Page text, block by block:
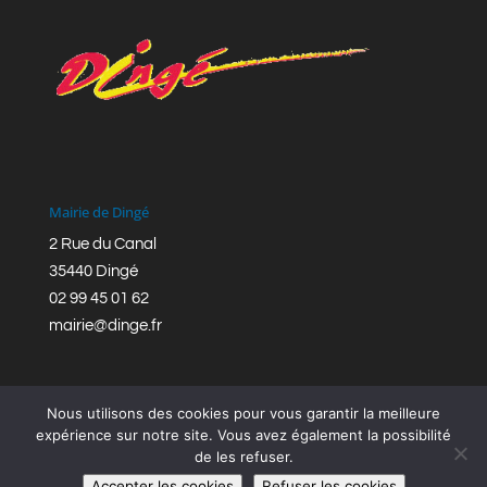
Mairie de Dingé
2 Rue du Canal
35440 Dingé
02 99 45 01 62
mairie@dinge.fr
Réalisation © Mairie de Dingé,Bretagne Romantique
Nous utilisons des cookies pour vous garantir la meilleure
expérience sur notre site. Vous avez également la possibilité
de les refuser.